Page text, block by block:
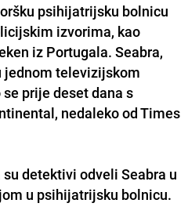
psihijatrijsku bolnicu
izvorima, kao
iz Portugala. Seabra,
jednom televizijskom
prije deset dana s
nedaleko od Times
detektivi odveli Seabra u
u psihijatrijsku bolnicu.